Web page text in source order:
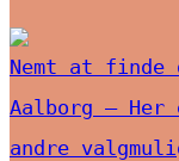
Nemt at finde
Aalborg –
andre